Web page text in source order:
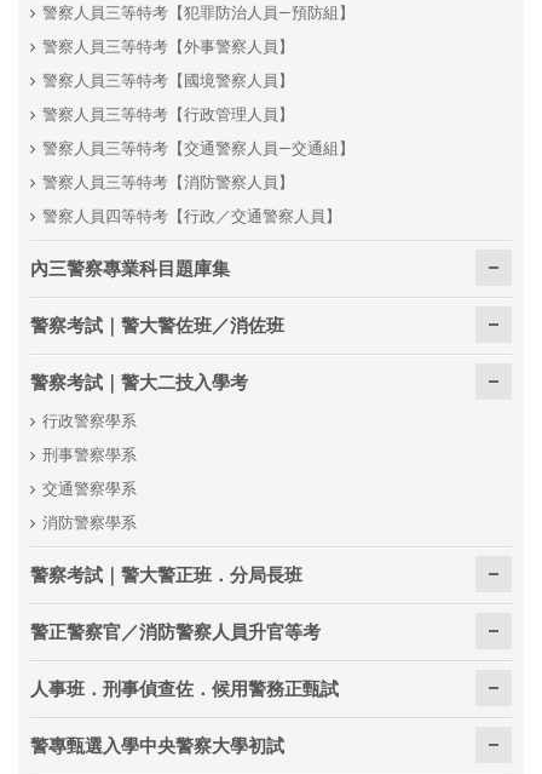
警察人員三等特考【犯罪防治人員—預防組】
警察人員三等特考【外事警察人員】
警察人員三等特考【國境警察人員】
警察人員三等特考【行政管理人員】
警察人員三等特考【交通警察人員—交通組】
警察人員三等特考【消防警察人員】
警察人員四等特考【行政／交通警察人員】
內三警察專業科目題庫集
警察考試｜警大警佐班／消佐班
警察考試｜警大二技入學考
行政警察學系
刑事警察學系
交通警察學系
消防警察學系
警察考試｜警大警正班．分局長班
警正警察官／消防警察人員升官等考
人事班．刑事偵查佐．候用警務正甄試
警專甄選入學中央警察大學初試